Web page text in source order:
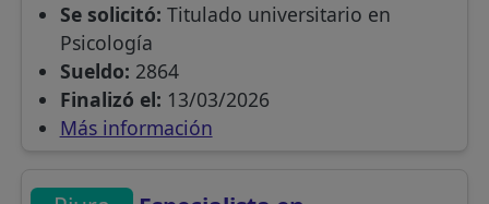
Se solicitó: Titulado universitario en
Psicología
Sueldo: 2864
Finalizó el: 13/03/2026
Más información